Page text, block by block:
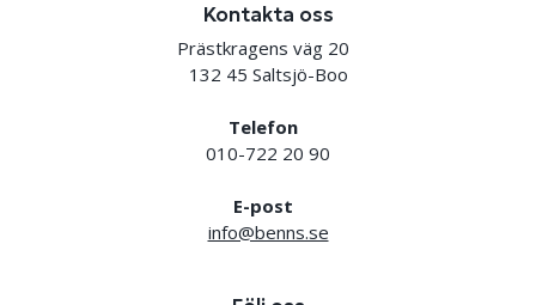
Kontakta oss
Prästkragens väg 20
132 45 Saltsjö-Boo
Telefon
010-722 20 90
E-post
info@benns.se